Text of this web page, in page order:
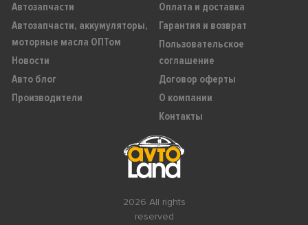
2026 All rights
reserved
Автозапчасти
Автозапчасти, аккумуляторы,
моторные масла ОПТом
Новости
Авто блог
Производители
Оплата и доставка
Гарантия и возврат
Пользовательское
соглашение
Договор оферты
О компании
Контакты